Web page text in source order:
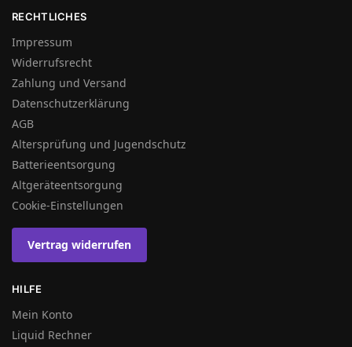
RECHTLICHES
Impressum
Widerrufsrecht
Zahlung und Versand
Datenschutzerklärung
AGB
Altersprüfung und Jugendschutz
Batterieentsorgung
Altgeräteentsorgung
Cookie-Einstellungen
Vertrag widerrufen
HILFE
Mein Konto
Liquid Rechner